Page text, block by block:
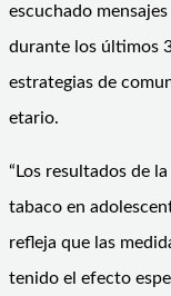
escuchado
durante los últimos
estrategias de
etario.
“Los resultados de
tabaco en
refleja que las
tenido el efecto